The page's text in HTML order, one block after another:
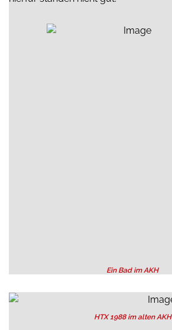
Ein Bad im AKH
HTX 1988 im alten AKH